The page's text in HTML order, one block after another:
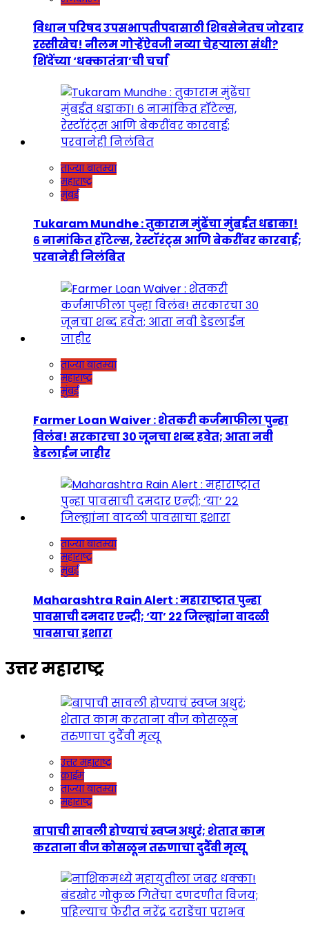
विधान परिषद उपसभापतीपदासाठी शिवसेनेतच जोरदार
रस्सीखेच! नीलम गोऱ्हेंऐवजी नव्या चेहऱ्याला संधी?
शिंदेंच्या ‘धक्कातंत्रा’ची चर्चा
ताज्या बातम्या
महाराष्ट्र
मुंबई
Tukaram Mundhe : तुकाराम मुंढेंचा मुंबईत धडाका!
६ नामांकित हॉटेल्स, रेस्टॉरंट्स आणि बेकरींवर कारवाई;
परवानेही निलंबित
ताज्या बातम्या
महाराष्ट्र
मुंबई
Farmer Loan Waiver : शेतकरी कर्जमाफीला पुन्हा
विलंब! सरकारचा ३० जूनचा शब्द हवेत; आता नवी
डेडलाईन जाहीर
ताज्या बातम्या
महाराष्ट्र
मुंबई
Maharashtra Rain Alert : महाराष्ट्रात पुन्हा
पावसाची दमदार एन्ट्री; ‘या’ २२ जिल्ह्यांना वादळी
पावसाचा इशारा
उत्तर महाराष्ट्र
उत्तर महाराष्ट्र
क्राईम
ताज्या बातम्या
महाराष्ट्र
बापाची सावली होण्याचं स्वप्न अधुरं; शेतात काम
करताना वीज कोसळून तरुणाचा दुर्दैवी मृत्यू